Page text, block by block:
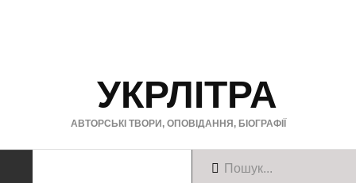
УКРЛІТРА
АВТОРСЬКІ ТВОРИ, ОПОВІДАННЯ, БІОГРАФІЇ